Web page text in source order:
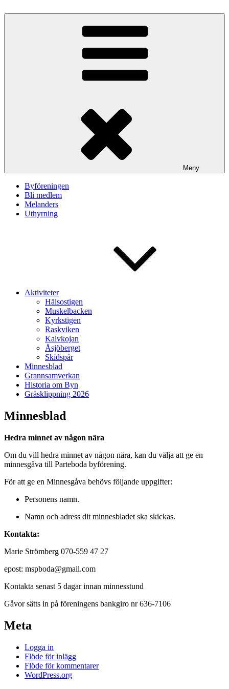
till
Meny
Byföreningen
Bli medlem
Melanders
Uthyrning
Aktiviteter
Hälsostigen
Muskelbacken
Kyrkstigen
Raskviken
Kalvkojan
Åsjöberget
Skidspår
Minnesblad
Grannsamverkan
Historia om Byn
Gräsklippning 2026
Minnesblad
Hedra minnet av någon nära
Om du vill hedra minnet av någon nära, kan du välja att ge en
minnesgåva till Parteboda byförening.
För att ge en Minnesgåva behövs följande uppgifter:
Personens namn.
Namn och adress dit minnesbladet ska skickas.
Kontakta:
Marie Strömberg 070-559 47 27
epost: mspboda@gmail.com
Kontakta senast 5 dagar innan minnesstund
Gåvor sätts in på föreningens bankgiro nr 636-7106
Meta
Logga in
Flöde för inlägg
Flöde för kommentarer
WordPress.org